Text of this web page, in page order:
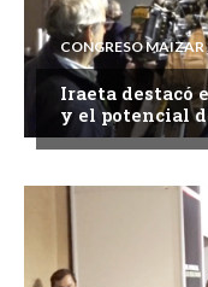
CONGRESO MAIZAR
Iraeta destacó
y el potencial